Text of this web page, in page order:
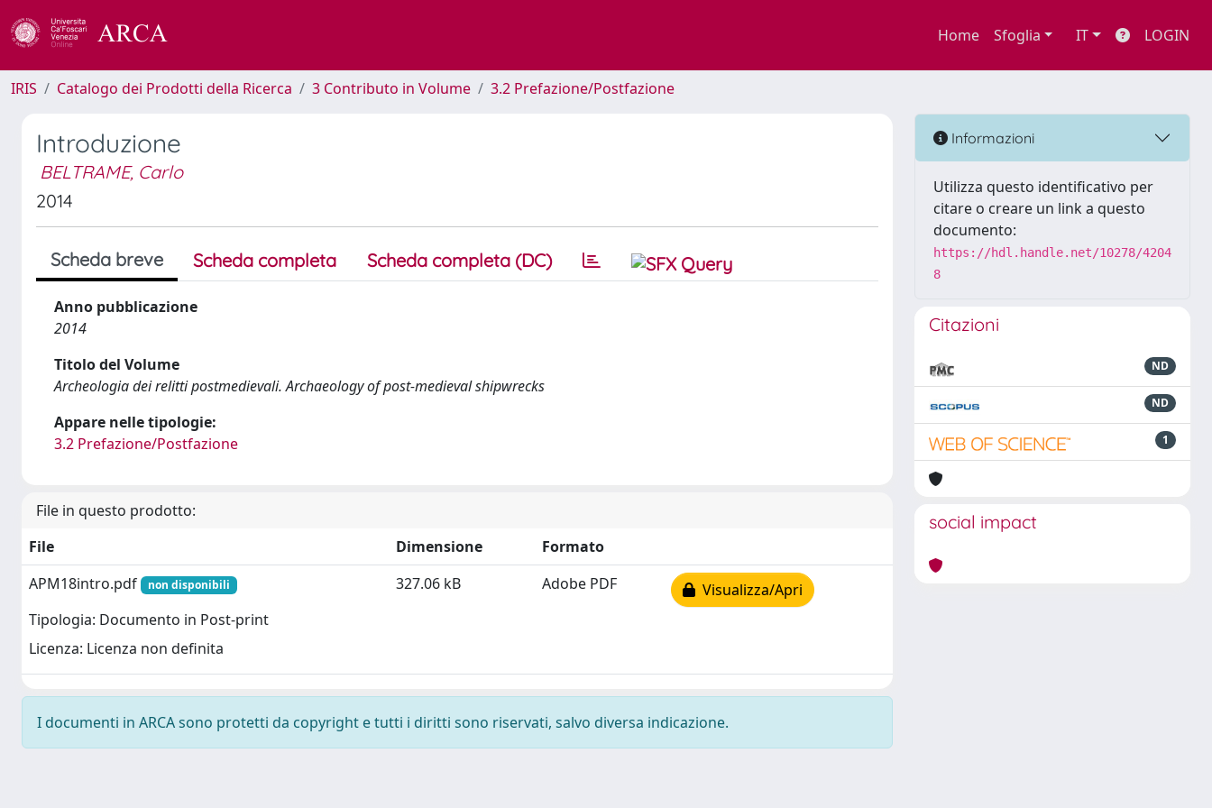
Home Sfoglia IT LOGIN
IRIS Catalogo dei Prodotti della Ricerca 3 Contributo in Volume 3.2 Prefazione/Postfazione
Introduzione
BELTRAME, Carlo
2014
Scheda breve Scheda completa Scheda completa (DC)
Anno pubblicazione
2014
Titolo del Volume
Archeologia dei relitti postmedievali. Archaeology of post-medieval shipwrecks
Appare nelle tipologie:
3.2 Prefazione/Postfazione
File in questo prodotto:
File
Dimensione
Formato
APM18intro.pdf
non disponibili
Tipologia: Documento in Post-print
Licenza: Licenza non definita
327.06 kB Adobe PDF Visualizza/Apri
I documenti in ARCA sono protetti da copyright e tutti i diritti sono riservati, salvo diversa indicazione.
Informazioni
Utilizza questo identificativo per
citare o creare un link a questo
documento:
https://hdl.handle.net/10278/4204
8
Citazioni
ND
ND
1
social impact